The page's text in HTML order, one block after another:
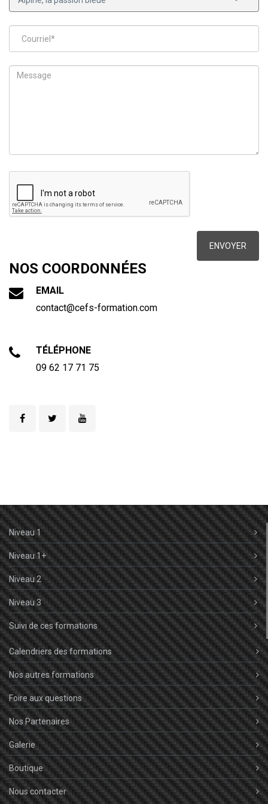
NOS COORDONNÉES
EMAIL
contact@cefs-formation.com
TÉLÉPHONE
09 62 17 71 75
Niveau 1
Niveau 1+
Niveau 2
Niveau 3
Suivi de ces formations
Calendriers des formations
Nos autres formations
Foire aux questions
Nos Partenaires
Galerie
Boutique
Nous contacter